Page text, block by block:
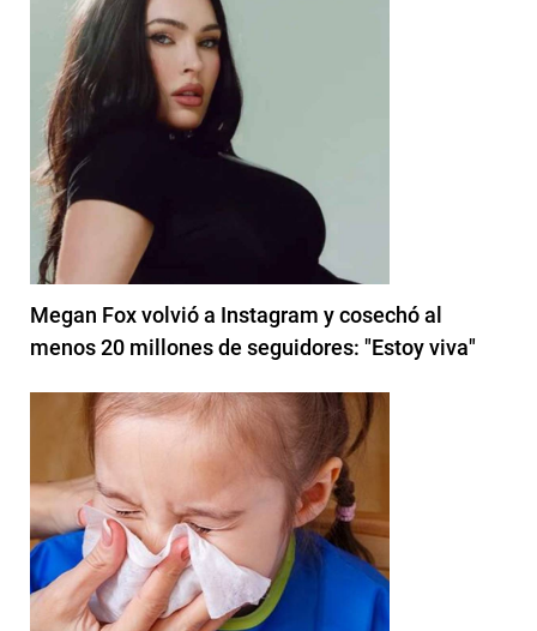
Megan Fox volvió a Instagram y cosechó al
menos 20 millones de seguidores: "Estoy viva"